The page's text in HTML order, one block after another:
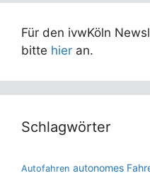
Für den ivwKöln
bitte hier an.
Schlagwörter
Autofahren autonomes